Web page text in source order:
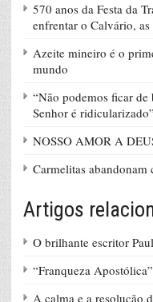
570 anos da Festa da
enfrentar o Calvário,
Azeite mineiro é o
mundo
“Não podemos ficar de
Senhor é ridicularizado”
NOSSO AMOR A
Carmelitas
Artigos
O brilhante escritor
“Franqueza
A calma e a resolução